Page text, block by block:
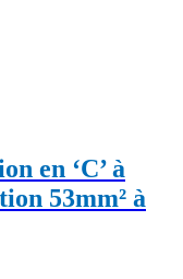
en ‘C’ à
53mm² à